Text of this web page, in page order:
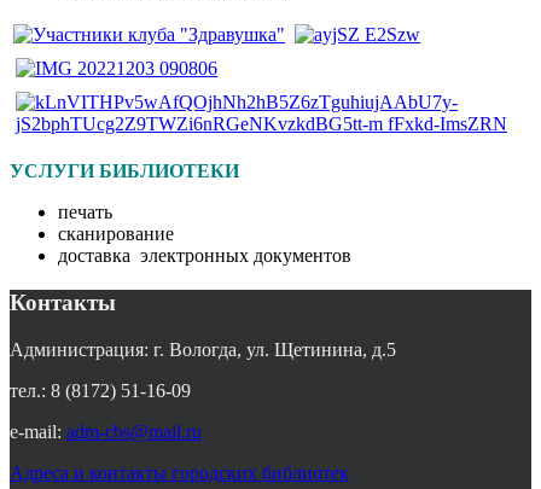
УСЛУГИ БИБЛИОТЕКИ
печать
сканирование
доставка электронных документов
Контакты
Администрация: г. Вологда, ул. Щетинина, д.5
тел.: 8 (8172) 51-16-09
e-mail: adm-cbs@mail.ru
Адреса и контакты городских библиотек